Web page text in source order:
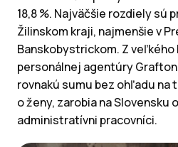
18,8 %. Najväčšie rozdiely sú
Žilinskom kraji, najmenšie v
Banskobystrickom. Z
personálnej agentúry
rovnakú sumu bez ohľadu na
o ženy, zarobia na Slovensku
administratívni pracovníci.